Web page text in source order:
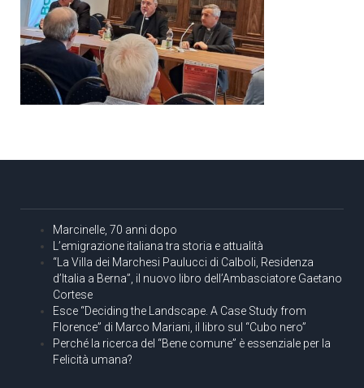
Marcinelle, 70 anni dopo
L’emigrazione italiana tra storia e attualità
“La Villa dei Marchesi Paulucci di Calboli, Residenza
d’Italia a Berna”, il nuovo libro dell’Ambasciatore Gaetano
Cortese
Esce “Deciding the Landscape. A Case Study from
Florence” di Marco Mariani, il libro sul “Cubo nero”
Perché la ricerca del “Bene comune” è essenziale per la
Felicità umana?